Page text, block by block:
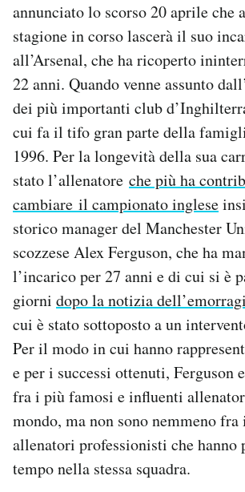
AREA PERSONALE
Area Personale
Notifiche mobile
Regala il Post
Hai bisogno di aiuto?
Esci
annunciato lo scorso 20 aprile che
stagione in corso lascerà il suo
all’Arsenal, che ha ricoperto
22 anni. Quando venne assunto
dei più importanti club
cui fa il tifo gran parte della
1996. Per la longevità della sua
stato l’allenatore che più ha
cambiare il campionato inglese
storico manager del Manchester
scozzese Alex Ferguson, che ha
l’incarico per 27 anni e di cui si è
giorni dopo la notizia
cui è stato sottoposto a un
Per il modo in cui hanno
e per i successi ottenuti, Ferguson
fra i più famosi e influenti
mondo, ma non sono nemmeno
allenatori professionisti che hanno
tempo nella stessa squadra.